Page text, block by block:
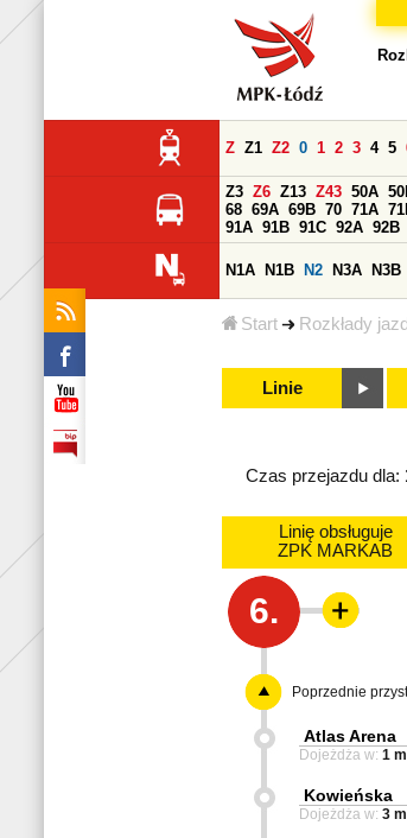
Start Rozkłady
Z Z1 Z2 0 1 2 3 4 5
Z3 Z6 Z13 Z43 50A
68 69A 69B 70 71A
91A 91B 91C 92A 92B
N1A N1B N2 N3A N3B
Linie
Czas przejazdu dla:
Linię obsługuje
ZPK MARKAB
6.
Poprzednie
Atlas Arena
Dojeżdża w: 1
Kowieńska
Dojeżdża w: 3